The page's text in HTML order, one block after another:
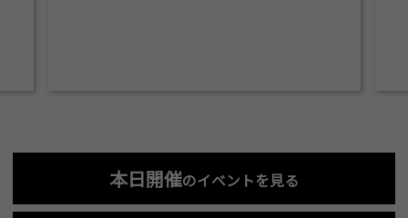
本日開催のイベントを見る